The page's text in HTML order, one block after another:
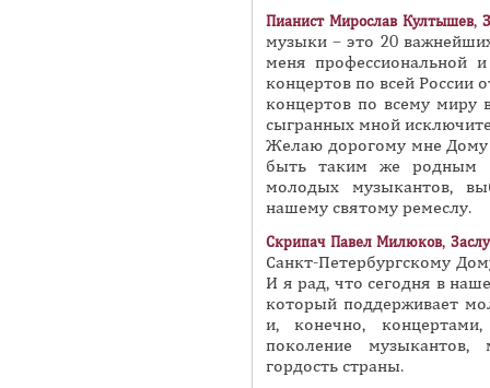
Пианист Мирослав Култышев,
музыки – это 20
меня профессиональной
концертов по всей России
концертов по всему миру
сыгранных мной
Желаю дорогому мне Дому
быть таким же родным
молодых музыкантов,
нашему святому ремеслу.
Скрипач Павел Милюков,
Санкт-Петербургскому
И я рад, что сегодня в
который поддерживает
и, конечно,
поколение музыкантов,
гордость страны.